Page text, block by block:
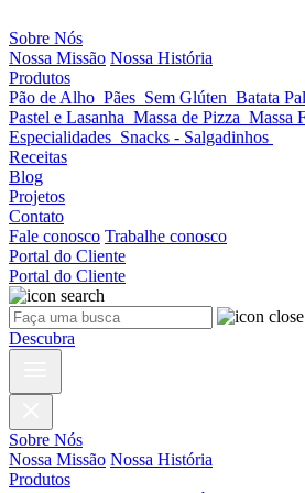
Sobre Nós
Nossa Missão Nossa História
Produtos
Pão de Alho Pães Sem Glúten Batata
Pastel e Lasanha Massa de Pizza Massa
Especialidades Snacks - Salgadinhos
Receitas
Blog
Projetos
Contato
Fale conosco Trabalhe conosco
Portal do Cliente
Portal do Cliente
Descubra
Sobre Nós
Nossa Missão Nossa História
Produtos